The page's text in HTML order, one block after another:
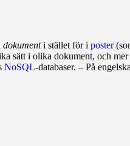
dokumenti stället för i poster
sätt i olika dokument, och
NoSQL-databaser. – På